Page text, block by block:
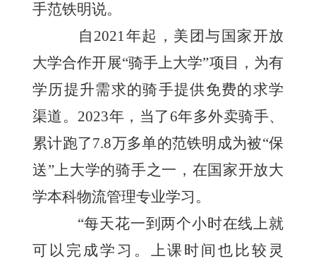
手范铁明说。
自2021年起，美团与国家开放
大学合作开展“骑手上大学”项目，为有
学历提升需求的骑手提供免费的求学
渠道。2023年，当了6年多外卖骑手、
累计跑了7.8万多单的范铁明成为被“保
送”上大学的骑手之一，在国家开放大
学本科物流管理专业学习。
“每天花一到两个小时在线上就
可以完成学习。上课时间也比较灵